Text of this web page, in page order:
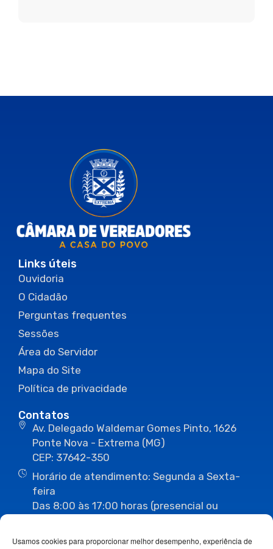
Usamos cookies para proporcionar melhor desempenho, experiência de
Links úteis
Ouvidoria
O Cidadão
Perguntas frequentes
Sessões
Área do Servidor
Mapa do Site
Política de privacidade
Contatos
Av. Delegado Waldemar Gomes Pinto, 1626
Ponte Nova - Extrema (MG)
CEP: 37642-350
Horário de atendimento: Segunda a Sexta-
feira
Das 8:00 às 17:00 horas (presencial ou
(35) 3435-1112 (35) 3435-3063